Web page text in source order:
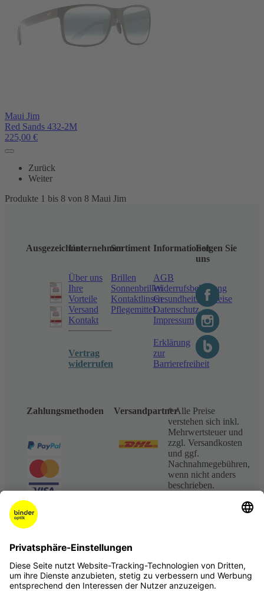
Maui Jim
Red Sands 432-2M
225,00 €
Zurück
Weiter
Produkte 1 bis 8 von 8 Maui Jim
AusgezeichnetUnternehmen
Über uns
Ihre
Vorteile
Versand
Kontakt
Vertrag
widerrufen
Sortiment
Brillen
Sonnenbrillen
Kontaktlinsen
Pflegemittel
Informationen
AGB
Widerrufsbelehrung
Gesundheitshinweise
Datenschutz
Impressum
Erklärung
zur
Barrierefreiheit
Folgen Sie
uns
Zahlungsmethoden Versandpartner* Alle Preise
verstehen sich inkl.
Mehrwertsteuer und
zzgl. Versandkosten
und ggf.
Nachnahmegebühren,
wenn nicht anders
beschrieben.
Kunststoffgläser
(Brechungsindex 1,5)